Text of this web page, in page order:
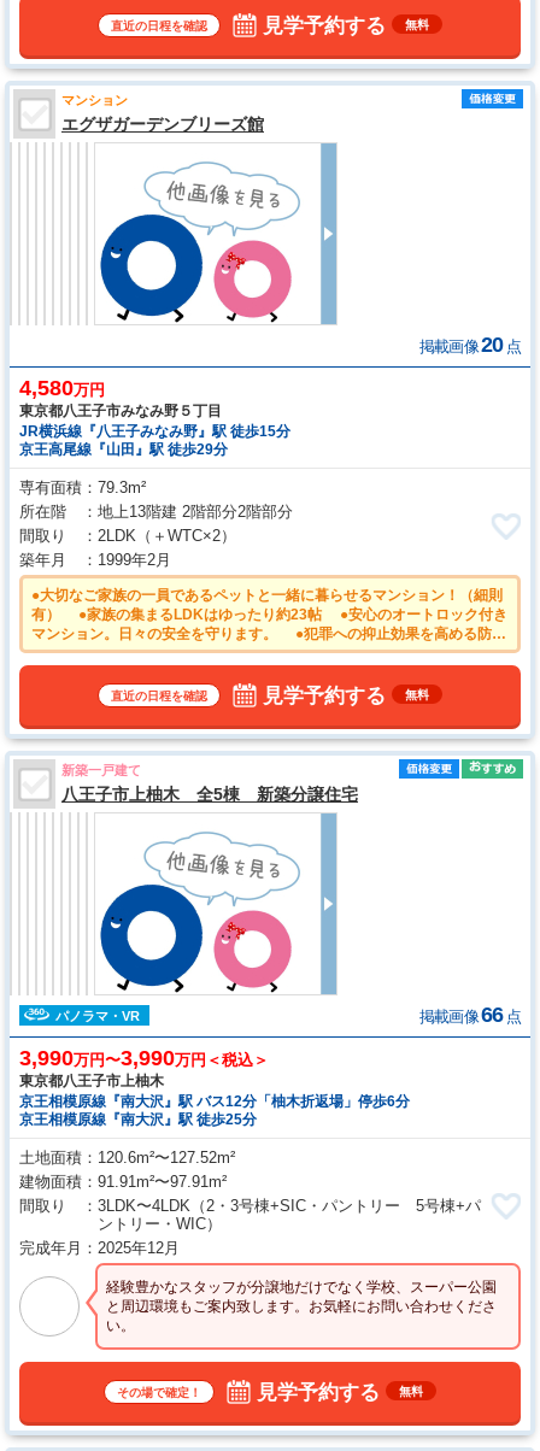
直近の日程を確認 見学予約する 無料
マンション
エグザガーデンブリーズ館
掲載画像20 点
4,580万円
東京都八王子市みなみ野５丁目
JR横浜線『八王子みなみ野』駅 徒歩15分
京王高尾線『山田』駅 徒歩29分
専有面積
79.3m²
所在階
地上13階建 2階部分2階部分
間取り
2LDK （＋WTC×2）
築年月
1999年2月
●大切なご家族の一員であるペットと一緒に暮らせるマンション！（細則
有） ●家族の集まるLDKはゆったり約23帖 ●安心のオートロック付き
マンション。日々の安全を守ります。 ●犯罪への抑⽌効果を⾼める防犯
カメラを共⽤部の各所に設置してあります。 ●TVモニター付きインタ
で清潔にご使用いただけます。
直近の日程を確認 見学予約する 無料
新築一戸建て
八王子市上柚木 全5棟 新築分譲住宅
パノラマ・VR 掲載画像66 点
3,990万円〜3,990万円＜税込＞
東京都八王子市上柚木
京王相模原線『南大沢』駅 バス12分「柚木折返場」停歩6分
京王相模原線『南大沢』駅 徒歩25分
土地面積
120.6m²〜127.52m²
建物面積
91.91m²〜97.91m²
間取り
3LDK〜4LDK （2・3号棟+SIC・パントリー 5号棟+パ
ントリー・WIC）
完成年月
2025年12月
経験豊かなスタッフが分譲地だけでなく学校、スーパー公園
と周辺環境もご案内致します。お気軽にお問い合わせくださ
い。
その場で確定！ 見学予約する 無料